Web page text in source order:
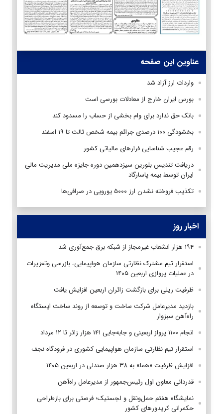
عناوین این صفحه
واردات ارز آزاد شد
بورس ایران خارج از معادلات بورسی است
بانک حق ندارد برای وام بخشی از حساب را مسدود کند
بخشودگی ۱۰۰ درصدی جرائم بیمه شخص ثالث تا ۱۹ اسفند
رقم عجیب شناسایی فرارهای مالیاتی کشور
دریافت تندیس بلورین سیزدهمین دوره جایزه ملی مدیریت مالی
ایران توسط بیمه پاسارگاد
تکذیب فروخته نشدن ارز ۵۰۰۰ یورویی در صرافی‌ها
اخبار روز
۱۹۴ هزار انشعاب غیرمجاز از شبکه برق جمع‌آوری شد
استقرار تیم مشترک نظارتی سازمان هواپیمایی، بازرسی وتعزیرات
در عملیات پروازی اربعین ۱۴۰۵
ظرفیت ریلی برای بازگشت زائران اربعین افزایش یافت
بازدید مدیرعامل شرکت ساخت و توسعه از روند ساخت ایستگاه
راه‌آهن سبزوار
انجام ۱۱۰۰ پرواز اربعینی و جابه‌جایی ۱۴۱ هزار زائر تا ۱۲ مرداد
استقرار تیم‌ نظارتی سازمان هواپیمایی کشوری در فرودگاه نجف
افزایش ظرفیت «هما» به ۳۸ هزار صندلی در اربعین ۱۴۰۵
قدردانی معاون اول رئیس‌جمهور از مدیرعامل راه‌آهن
نمایشگاه هفتم حمل‌ونقل و لجستیک؛ فرصتی برای بازطراحی
حکمرانی کریدورهای کشور